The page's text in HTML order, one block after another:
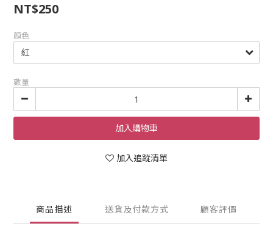
NT$250
顏色
數量
加入購物車
加入追蹤清單
商品描述 送貨及付款方式 顧客評價